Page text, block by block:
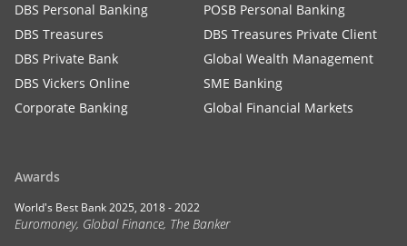
DBS Personal Banking
POSB Personal Banking
DBS Treasures
DBS Treasures Private Client
DBS Private Bank
Global Wealth Management
DBS Vickers Online
SME Banking
Corporate Banking
Global Financial Markets
Awards
World's Best Bank 2025, 2018 - 2022
Euromoney, Global Finance, The Banker